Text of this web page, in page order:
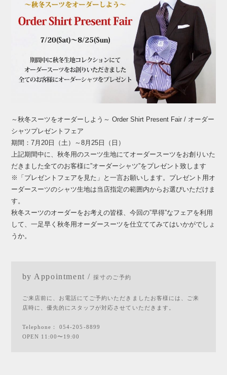
～秋冬スーツをオーダーしよう～ Order Shirt Present Fair / オーダー
シャツプレゼントフェア
期間：7月20日（土）～8月25日（日）
上記期間中に、秋冬用のスーツ生地にてオーダースーツをお創りいた
だきました全てのお客様に”オーダーシャツ”をプレゼント致します
※「プレゼントフェアを見た」と一言お願いします。プレゼント用オ
ーダースーツのシャツ生地は当店指定の範囲内からお選びいただけま
す。
秋冬スーツのオーダーをお考えの皆様、今回の”早得”なフェアを利用
して、一足早く秋冬用オーダースーツを仕立ててみてはいかがでしょ
うか。
by Appointment /採寸のご予約
ご来店前に、お電話にてご予約いただきましたお客様には、ご来
店時に、優先的にスタッフが対応させていただきます。
Telephone：054-205-8899
OPEN 11:00〜19:00